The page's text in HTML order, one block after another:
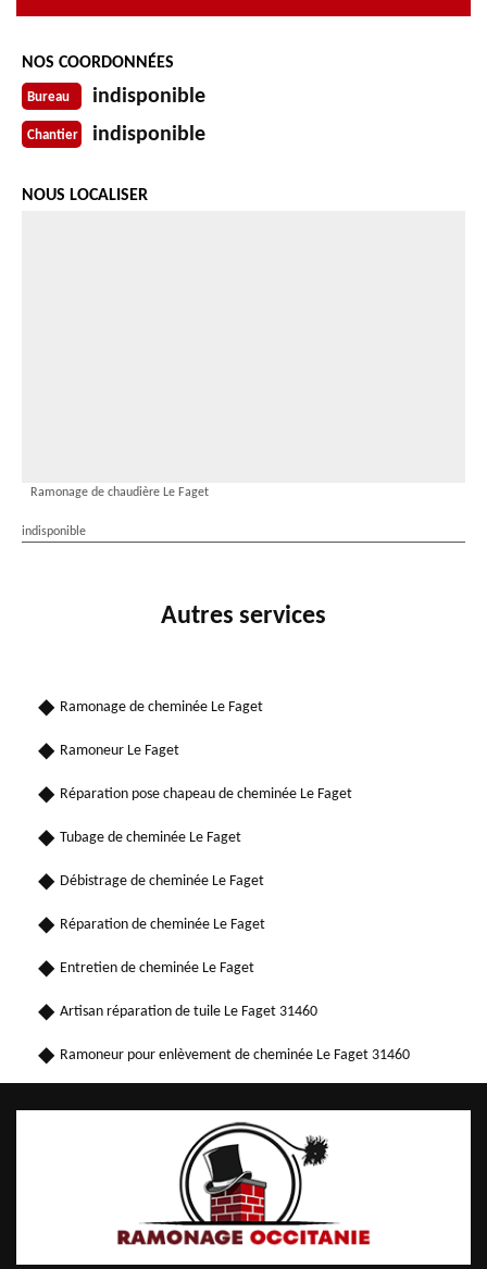
NOS COORDONNÉES
Bureau indisponible
Chantier indisponible
NOUS LOCALISER
Ramonage de chaudière Le Faget
indisponible
Autres services
Ramonage de cheminée Le Faget
Ramoneur Le Faget
Réparation pose chapeau de cheminée Le Faget
Tubage de cheminée Le Faget
Débistrage de cheminée Le Faget
Réparation de cheminée Le Faget
Entretien de cheminée Le Faget
Artisan réparation de tuile Le Faget 31460
Ramoneur pour enlèvement de cheminée Le Faget 31460